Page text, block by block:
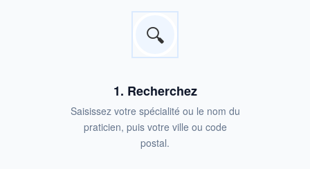
🔍
1. Recherchez
Saisissez votre spécialité ou le nom du
praticien, puis votre ville ou code
postal.